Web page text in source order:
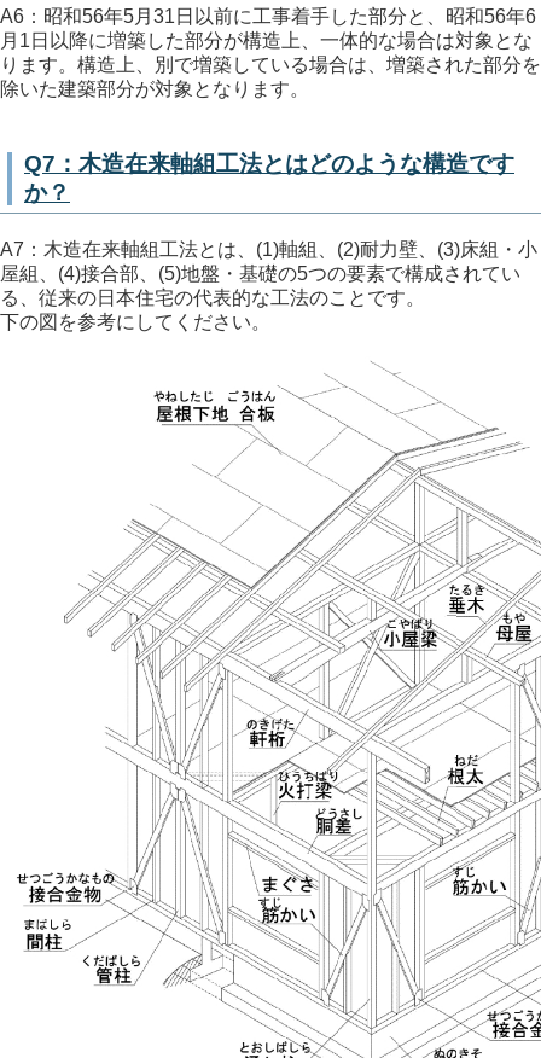
A6：昭和56年5月31日以前に工事着手した部分と、昭和56年6
月1日以降に増築した部分が構造上、一体的な場合は対象とな
ります。構造上、別で増築している場合は、増築された部分を
除いた建築部分が対象となります。
Q7：木造在来軸組工法とはどのような構造です
か？
A7：木造在来軸組工法とは、(1)軸組、(2)耐力壁、(3)床組・小
屋組、(4)接合部、(5)地盤・基礎の5つの要素で構成されてい
る、従来の日本住宅の代表的な工法のことです。
下の図を参考にしてください。